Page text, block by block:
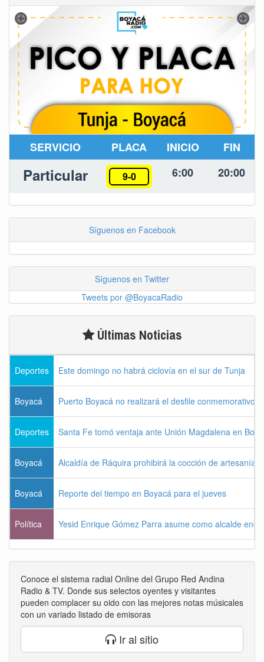
SERVICIO PLACA INICIO FIN
Particular 9-0 6:00 20:00
Síguenos en Facebook
Síguenos en Twitter
Tweets por @BoyacaRadio
Últimas Noticias
Deportes Este domingo no habrá ciclovía en el sur de Tunja
Boyacá Puerto Boyacá no realizará el desfile conmemorativo
Deportes Santa Fe tomó ventaja ante Unión Magdalena en
Boyacá Alcaldía de Ráquira prohibirá la cocción de
Boyacá Reporte del tiempo en Boyacá para el jueves
Política Yesid Enrique Gómez Parra asume como alcalde
Conoce el sistema radial Online del Grupo Red Andina
Radio & TV. Donde sus selectos oyentes y visitantes
pueden complacer su oido con las mejores notas músicales
con un variado listado de emisoras
Ir al sitio